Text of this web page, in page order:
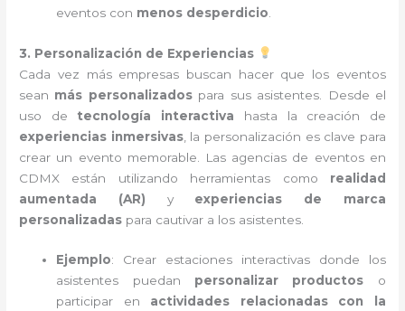
eventos con menos desperdicio
3. Personalización de Experiencias
Cada vez más empresas buscan hacer que los eventos
sean más personalizadospara sus asistentes. Desde el
uso de tecnología interactiva hasta la creación de
experiencias inmersivas, la personalización es clave para
crear un evento memorable. Las agencias de eventos en
CDMX están utilizando herramientas como realidad
aumentada (AR) y experiencias de marca
personalizadas para cautivar a los asistentes.
Ejemplo: Crear estaciones interactivas donde los
asistentes puedan personalizar productos o
participar en actividades relacionadas con la